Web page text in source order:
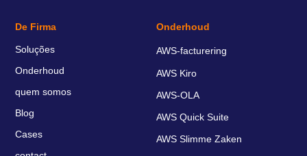
De Firma
Soluções
Onderhoud
quem somos
Blog
Cases
Onderhoud
AWS-facturering
AWS Kiro
AWS-OLA
AWS Quick Suite
AWS Slimme Zaken